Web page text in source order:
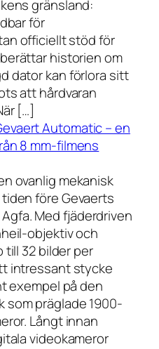
gränsland:
för
officiellt stöd för
historien om
dator kan förlora sitt
att hårdvaran
[…]
Automatic – en
8 mm-filmens
ovanlig mekanisk
före Gevaerts
Med fjäderdriven
objektiv och
32 bilder per
intressant stycke
exempel på den
som präglade 1900-
Långt innan
videokameror